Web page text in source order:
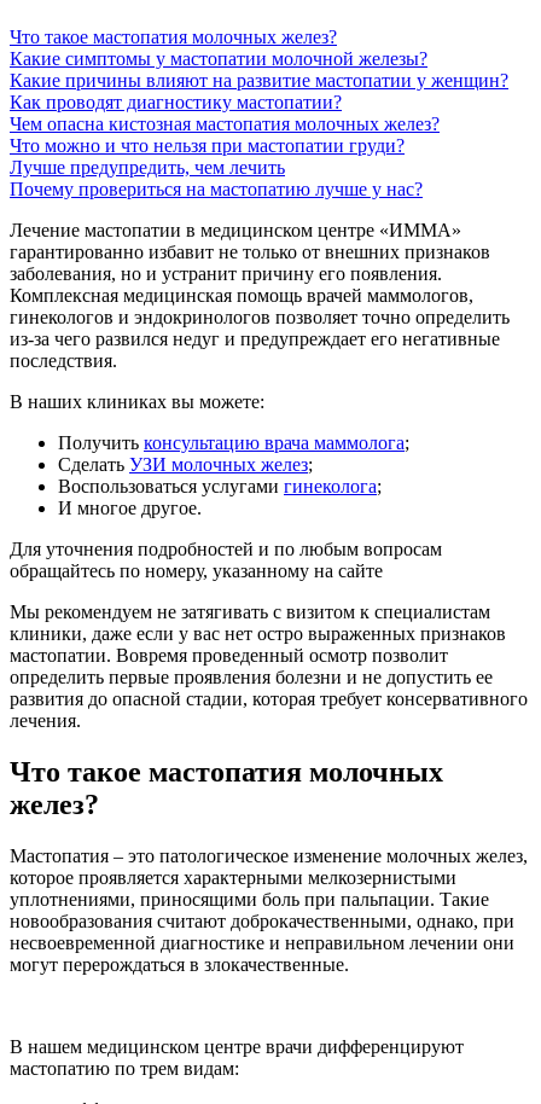
Что такое мастопатия молочных желез?
Какие симптомы у мастопатии молочной железы?
Какие причины влияют на развитие мастопатии у женщин?
Как проводят диагностику мастопатии?
Чем опасна кистозная мастопатия молочных желез?
Что можно и что нельзя при мастопатии груди?
Лучше предупредить, чем лечить
Почему провериться на мастопатию лучше у нас?
Лечение мастопатии в медицинском центре «ИММА»
гарантированно избавит не только от внешних признаков
заболевания, но и устранит причину его появления.
Комплексная медицинская помощь врачей маммологов,
гинекологов и эндокринологов позволяет точно определить
из-за чего развился недуг и предупреждает его негативные
последствия.
В наших клиниках вы можете:
Получить консультацию врача маммолога;
Сделать УЗИ молочных желез;
Воспользоваться услугами гинеколога;
И многое другое.
Для уточнения подробностей и по любым вопросам
обращайтесь по номеру, указанному на сайте
Мы рекомендуем не затягивать с визитом к специалистам
клиники, даже если у вас нет остро выраженных признаков
мастопатии. Вовремя проведенный осмотр позволит
определить первые проявления болезни и не допустить ее
развития до опасной стадии, которая требует консервативного
лечения.
Что такое мастопатия молочных
желез?
Мастопатия – это патологическое изменение молочных желез,
которое проявляется характерными мелкозернистыми
уплотнениями, приносящими боль при пальпации. Такие
новообразования считают доброкачественными, однако, при
несвоевременной диагностике и неправильном лечении они
могут перерождаться в злокачественные.
В нашем медицинском центре врачи дифференцируют
мастопатию по трем видам: